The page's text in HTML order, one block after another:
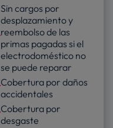
Sin cargos por
desplazamiento y
reembolso de las
primas pagadas si el
electrodoméstico no
se puede reparar
Cobertura por daños
accidentales
Cobertura por
desgaste